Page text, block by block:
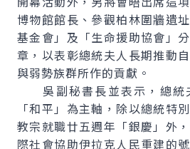
博物館館長、參觀柏林圍牆遺
基金會」及「生命援助協會」
章，以表彰總統夫人長期推動
與弱勢族群所作的貢獻。
吳副秘書長並表示，總統
「和平」為主軸，除以總統特
教宗就職廿五週年「銀慶」外
際社會協助伊拉克人民重建的